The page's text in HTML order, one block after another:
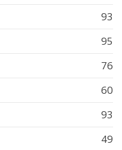
93
95
76
60
93
49